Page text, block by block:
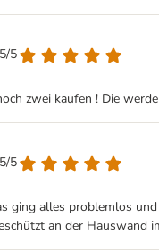
5
zwei kaufen ! Die
5
ging alles problemlos
an der Hauswand